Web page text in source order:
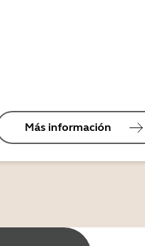
Más información